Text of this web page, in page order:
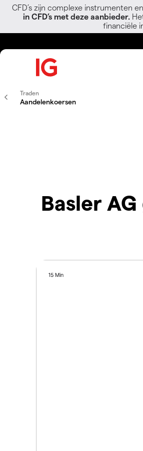
CFD’s zijn complexe instrumenten
in CFD’s met deze aanbieder.
financiële
Traden
Aandelenkoersen
Basler
15 Min